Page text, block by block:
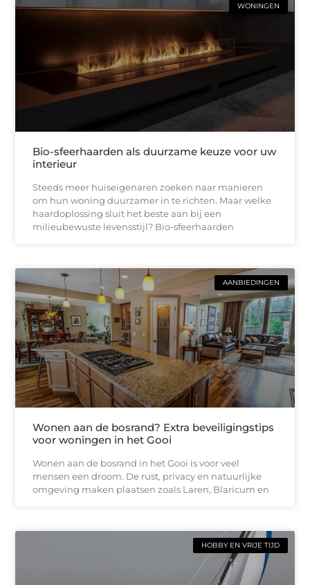
WONINGEN
Bio-sfeerhaarden als duurzame keuze voor uw
interieur
Steeds meer huiseigenaren zoeken naar manieren
om hun woning duurzamer in te richten. Maar welke
haardoplossing sluit het beste aan bij een
milieubewuste levensstijl? Bio-sfeerhaarden
AANBIEDINGEN
Wonen aan de bosrand? Extra beveiligingstips
voor woningen in het Gooi
Wonen aan de bosrand in het Gooi is voor veel
mensen een droom. De rust, privacy en natuurlijke
omgeving maken plaatsen zoals Laren, Blaricum en
HOBBY EN VRIJE TIJD